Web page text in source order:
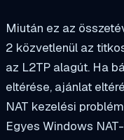
Miután ez az
2 közvetlenül az
az L2TP alagút. Ha
eltérése, ajánlat
NAT kezelési
Egyes Windows